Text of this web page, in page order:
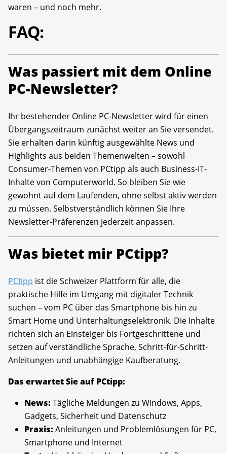
waren – und noch mehr.
FAQ:
Was passiert mit dem Online
PC-Newsletter?
Ihr bestehender Online PC-Newsletter wird für einen
Übergangszeitraum zunächst weiter an Sie versendet.
Sie erhalten darin künftig ausgewählte News und
Highlights aus beiden Themenwelten – sowohl
Consumer-Themen von PCtipp als auch Business-IT-
Inhalte von Computerworld. So bleiben Sie wie
gewohnt auf dem Laufenden, ohne selbst aktiv werden
zu müssen. Selbstverständlich können Sie Ihre
Newsletter-Präferenzen jederzeit anpassen.
Was bietet mir PCtipp?
PCtipp ist die Schweizer Plattform für alle, die
praktische Hilfe im Umgang mit digitaler Technik
suchen – vom PC über das Smartphone bis hin zu
Smart Home und Unterhaltungselektronik. Die Inhalte
richten sich an Einsteiger bis Fortgeschrittene und
setzen auf verständliche Sprache, Schritt-für-Schritt-
Anleitungen und unabhängige Kaufberatung.
Das erwartet Sie auf PCtipp:
News: Tägliche Meldungen zu Windows, Apps,
Gadgets, Sicherheit und Datenschutz
Praxis: Anleitungen und Problemlösungen für PC,
Smartphone und Internet